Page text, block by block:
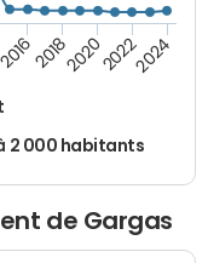
2 000 habitants
20162018202020222024
de Gargas